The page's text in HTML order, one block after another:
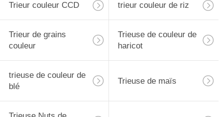
Trieur couleur CCD trieur couleur de riz
Trieur de grains
couleur
Trieuse de couleur de
haricot
trieuse de couleur de
blé
Trieuse de maïs